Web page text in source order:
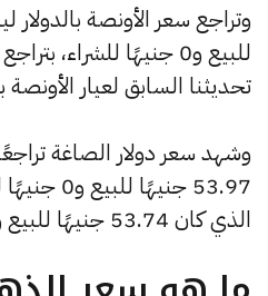
تحديثنا السابق لعيار الأونصة
53.97
الذي كان 53.74 جنيهًا للبيع و0 جنيهًا للشراء.